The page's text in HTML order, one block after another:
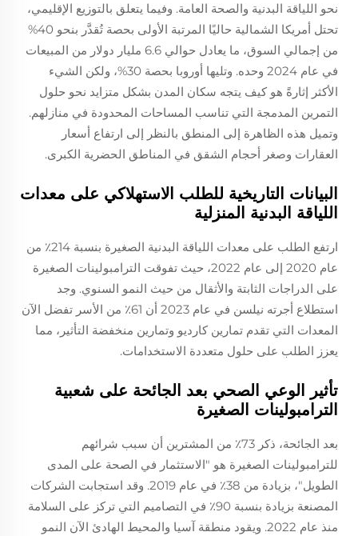
نحو اللياقة البدنية والصحة العامة. وفيما يتعلق بالتوزيع الإقليمي،
تحتل أمريكا الشمالية حاليًا المرتبة الأولى بحصة تُقدَّر بنحو 40%
من إجمالي السوق، ما يعادل حوالي 6.6 مليار دولار من المبيعات
في عام 2024 وحده. وتليها أوروبا بحصة 30%، ولكن الشيء
الأكثر إثارةً هو كيف يتجه سكان المدن بشكل متزايد نحو حلول
التمرين المدمجة التي تناسب المساحات المحدودة في منازلهم.
وتميل هذه الظاهرة إلى المنطق بالنظر إلى ارتفاع أسعار
العقارات وصغر أحجام الشقق في المناطق الحضرية الكبرى.
البيانات التاريخية للطلب الاستهلاكي على معدات
اللياقة البدنية المنزلية
ارتفع الطلب على معدات اللياقة البدنية الصغيرة بنسبة 214٪ من
عام 2020 إلى عام 2022، حيث تفوقت الترامبولينات الصغيرة
على الدراجات الثابتة والأثقال من حيث النمو السنوي. وجد
استطلاع أجرته نيلسن في عام 2023 أن 61٪ من الأسر تفضل الآن
المعدات التي تقدم تمارين كارديو وتمارين منخفضة التأثير، مما
يعزز الطلب على حلول متعددة الاستخدامات.
تأثير الوعي الصحي بعد الجائحة على شعبية
الترامبولينات الصغيرة
بعد الجائحة، ذكر 73٪ من المشترين أن سبب شرائهم
للترامبولينات الصغيرة هو "الاستثمار في الصحة على المدى
الطويل"، بزيادة من 38٪ في عام 2019. وقد استجابت الشركات
المصنعة بزيادة بنسبة 90٪ في التصاميم التي تركز على السلامة
منذ عام 2022. ويقود منطقة آسيا والمحيط الهادئ الآن النمو